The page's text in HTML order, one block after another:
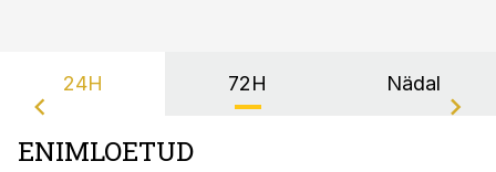
24H 72H Nädal
ENIMLOETUD